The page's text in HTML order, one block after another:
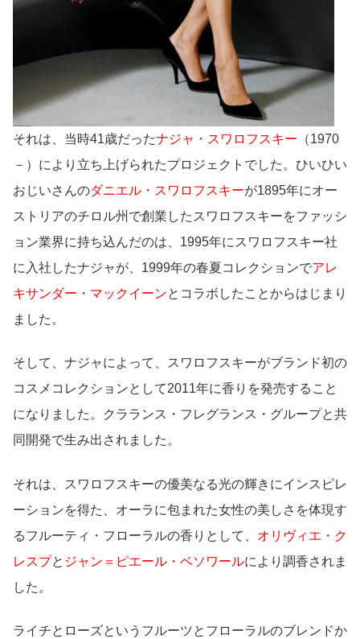
それは、当時41歳だったナジャ・スワロフスキー （1970
－）により立ち上げられたプロジェクトでした。ひいひい
おじいさんのダニエル・スワロフスキーが1895年にオー
ストリアのチロル州で創業したスワロフスキーをファッシ
ョン業界に持ち込んだのは、1995年にスワロフスキー社
に入社したナジャが、1999年の春夏コレクションでアレ
キサンダー・マックイーンとコラボしたことからはじまり
ました。
そして、ナジャによって、スワロフスキーがブランド初の
コスメコレクションとして2011年に香りを発売すること
になりました。クラランス・フレグランス・グループと共
同開発で生み出されました。
それは、スワロフスキーの優美なる光の輝きにインスピレ
ーションを得た、オーラに包まれた女性の美しさを体現す
るフルーティ・フローラルの香りとして、 オリヴィエ・ク
レスプと ジャン＝ピエール・ベソワールにより調香されま
した。
ライチとローズというフルーツとフローラルのブレンドか